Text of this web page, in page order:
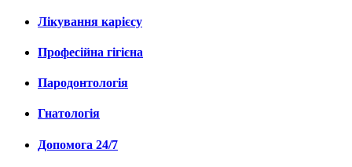
Лікування карієсу
Професійна гігієна
Пародонтологія
Гнатологія
Допомога 24/7